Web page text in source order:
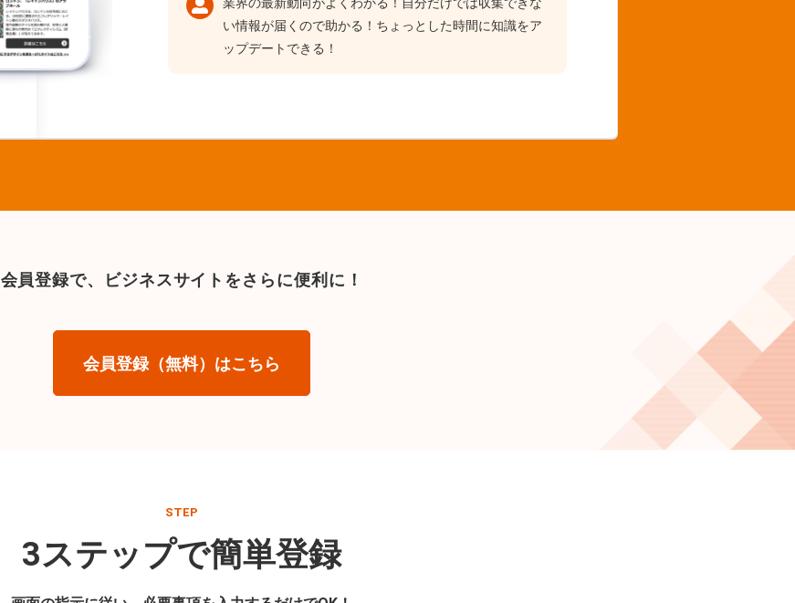
業界の最新動向がよくわかる！自分だけでは収集できな
い情報が届くので助かる！ちょっとした時間に知識をア
ップデートできる！
会員登録で、 ビジネスサイトをさらに便利に！
会員登録（無料）はこちら
STEP
3ステップで簡単登録